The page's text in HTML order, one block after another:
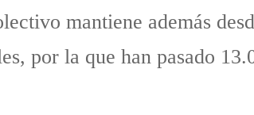
mantiene además
por la que han pasado